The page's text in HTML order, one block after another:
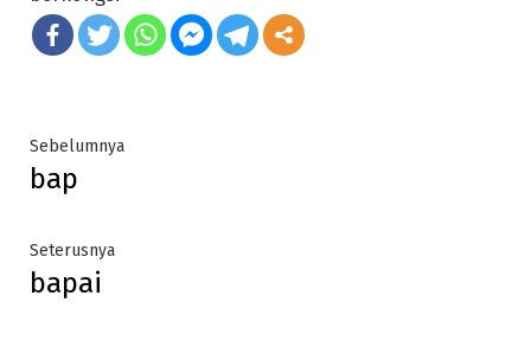
Post
navigation
Sebelumnya
bap
Seterusnya
bapai